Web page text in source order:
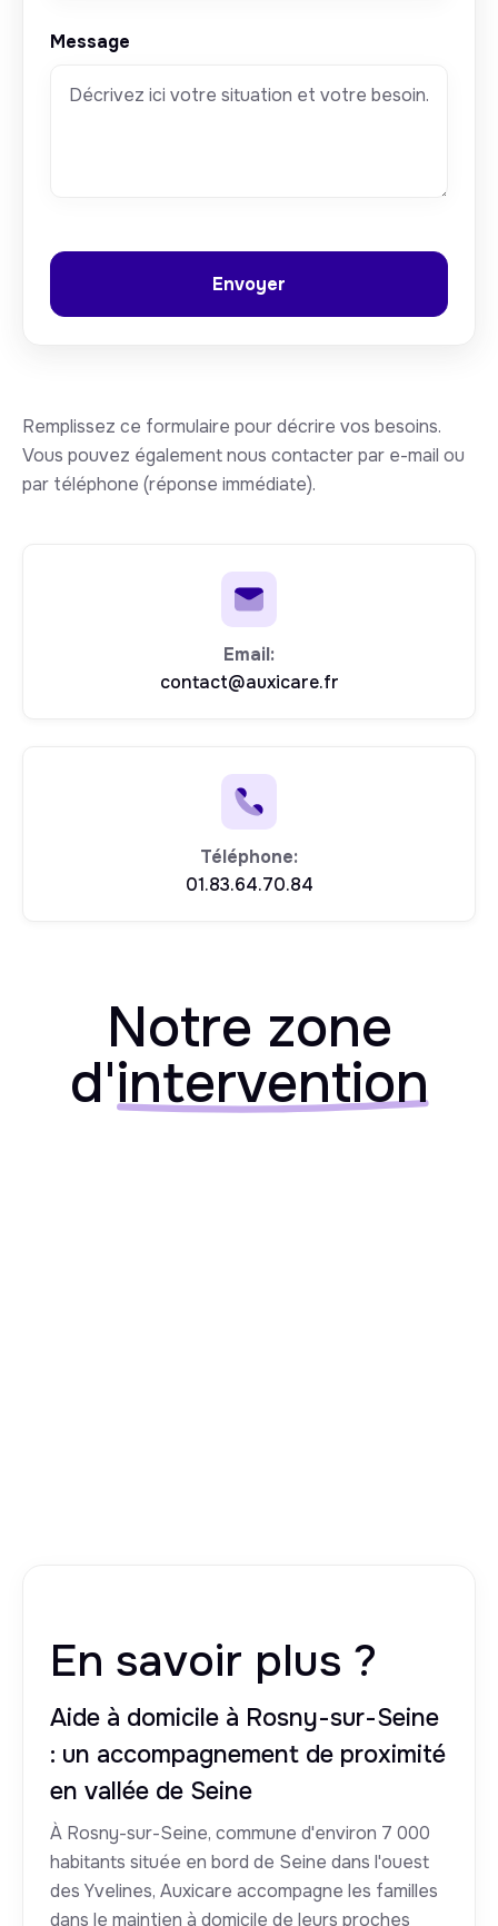
Message
Remplissez ce formulaire pour décrire vos besoins.
Vous pouvez également nous contacter par e-mail ou
par téléphone (réponse immédiate).
Email:
contact@auxicare.fr
Téléphone:
01.83.64.70.84
Notre zone
d'intervention
En savoir plus ?
Aide à domicile à Rosny-sur-Seine
: un accompagnement de proximité
en vallée de Seine
À Rosny-sur-Seine, commune d'environ 7 000
habitants située en bord de Seine dans l'ouest
des Yvelines, Auxicare accompagne les familles
dans le maintien à domicile de leurs proches